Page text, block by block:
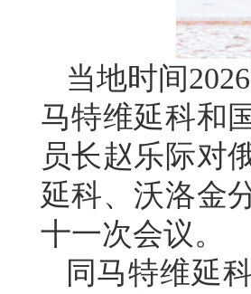
当地时间
马特维延科和
员长赵乐际对
延科、沃洛金
十一次会议。
同马特维延